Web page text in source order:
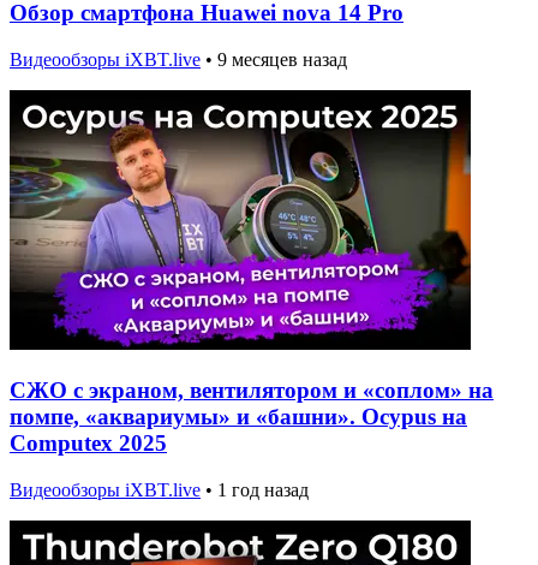
Обзор смартфона Huawei nova 14 Pro
Видеообзоры iXBT.live • 9 месяцев назад
СЖО с экраном, вентилятором и «соплом» на
помпе, «аквариумы» и «башни». Ocypus на
Computex 2025
Видеообзоры iXBT.live • 1 год назад